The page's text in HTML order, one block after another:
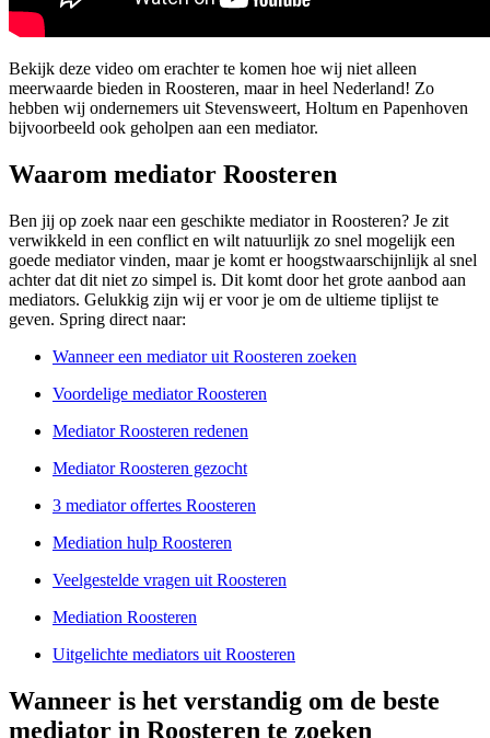
Bekijk deze video om erachter te komen hoe wij niet alleen
meerwaarde bieden in Roosteren, maar in heel Nederland! Zo
hebben wij ondernemers uit Stevensweert, Holtum en Papenhoven
bijvoorbeeld ook geholpen aan een mediator.
Waarom mediator Roosteren
Ben jij op zoek naar een geschikte mediator in Roosteren? Je zit
verwikkeld in een conflict en wilt natuurlijk zo snel mogelijk een
goede mediator vinden, maar je komt er hoogstwaarschijnlijk al snel
achter dat dit niet zo simpel is. Dit komt door het grote aanbod aan
mediators. Gelukkig zijn wij er voor je om de ultieme tiplijst te
geven. Spring direct naar:
Wanneer een mediator uit Roosteren zoeken
Voordelige mediator Roosteren
Mediator Roosteren redenen
Mediator Roosteren gezocht
3 mediator offertes Roosteren
Mediation hulp Roosteren
Veelgestelde vragen uit Roosteren
Mediation Roosteren
Uitgelichte mediators uit Roosteren
Wanneer is het verstandig om de beste
mediator in Roosteren te zoeken